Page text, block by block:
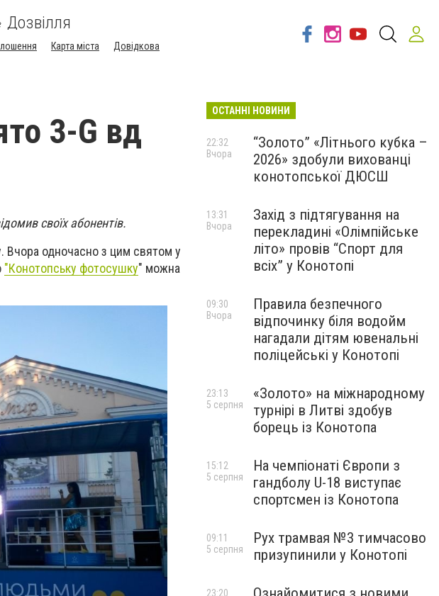
Дозвілля
Карта міста Довідкова
3-G вд
своїх абонентів.
Вчора одночасно з цим святом у
"Конотопську фотосушку" можна
ОСТАННІ НОВИНИ
“Золото” «Літнього кубка –
2026» здобули вихованці
конотопської ДЮСШ
22:32
Вчора
Захід з підтягування на
перекладині «Олімпійське
літо» провів “Спорт для
всіх” у Конотопі
13:31
Вчора
Правила безпечного
відпочинку біля водойм
нагадали дітям ювенальні
поліцейські у Конотопі
09:30
Вчора
«Золото» на міжнародному
турнірі в Литві здобув
борець із Конотопа
23:13
5 серпня
На чемпіонаті Європи з
гандболу U-18 виступає
спортсмен із Конотопа
15:12
5 серпня
Рух трамвая №3 тимчасово
призупинили у Конотопі
09:11
5 серпня
23:20